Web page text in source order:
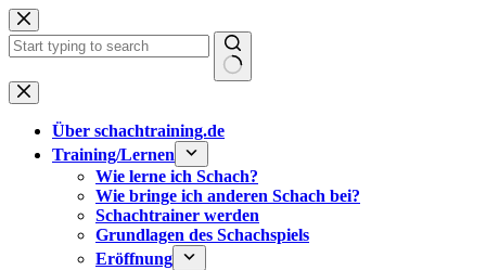
Zum
Inhalt
springen
Keine
Ergebnisse
Über schachtraining.de
Training/Lernen
Wie lerne ich Schach?
Wie bringe ich anderen Schach bei?
Schachtrainer werden
Grundlagen des Schachspiels
Eröffnung